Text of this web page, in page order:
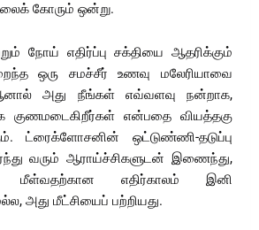
கோரும் ஒன்று.
நோய் எதிர்ப்பு சக்தியை ஆதரிக்கும்
ஒரு சமச்சீர் உணவு மலேரியாவை
ஆனால் அது நீங்கள் எவ்வளவு நன்றாக,
குணமடைகிறீர்கள் என்பதை வியத்தகு
ட்ரைக்ளோசனின் ஒட்டுண்ணி-தடுப்பு
வரும் ஆராய்ச்சிகளுடன் இணைந்து,
மீள்வதற்கான எதிர்காலம் இனி
அது மீட்சியைப் பற்றியது.